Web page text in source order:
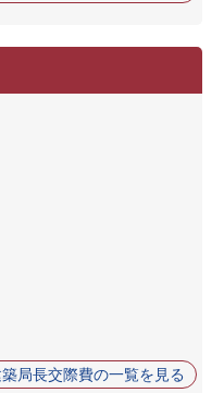
局長交際費の一覧を見る